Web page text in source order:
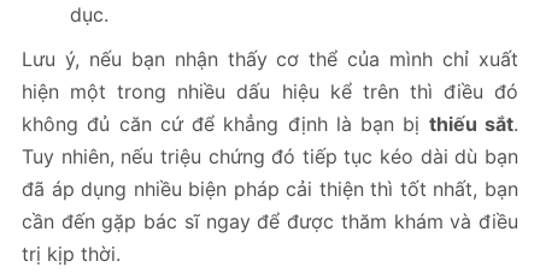
dục.
Lưu ý, nếu bạn nhận thấy cơ thể của mình chỉ xuất
hiện một trong nhiều dấu hiệu kể trên thì điều đó
không đủ căn cứ để khẳng định là bạn bị thiếu sắt.
Tuy nhiên, nếu triệu chứng đó tiếp tục kéo dài dù bạn
đã áp dụng nhiều biện pháp cải thiện thì tốt nhất, bạn
cần đến gặp bác sĩ ngay để được thăm khám và điều
trị kịp thời.